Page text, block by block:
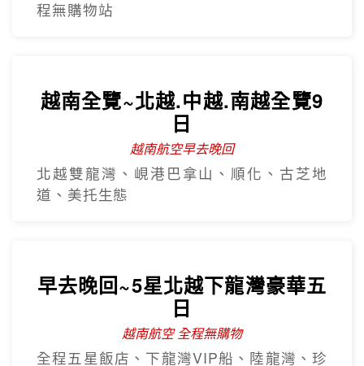
程無購物站
越南全覽~北越.中越.南越全覽9
日
越南航空早去晚回